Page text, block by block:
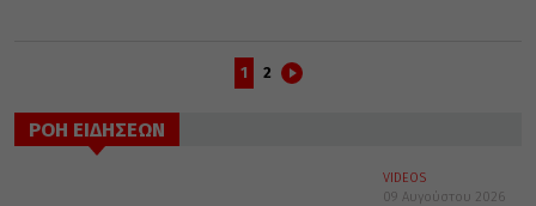
1 2
ΡΟΗ ΕΙΔΗΣΕΩΝ
VIDEOS
09 Αυγούστου 2026